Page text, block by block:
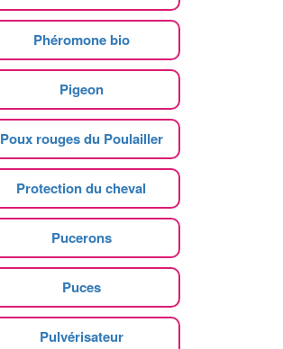
Phéromone bio
Pigeon
Poux rouges du Poulailler
Protection du cheval
Pucerons
Puces
Pulvérisateur